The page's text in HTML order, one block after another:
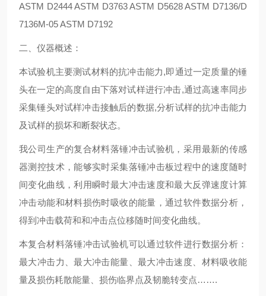
ASTM D2444 ASTM D3763 ASTM D5628 ASTM D7136/D
7136M-05 ASTM D7192
二、仪器概述：
本试验机主要测试材料的抗冲击能力,即通过一定质量的锤
头在一定的高度自由下落对试样进行冲击,通过高速率同步
采集锤头对试样冲击接触后的数据,分析试样的抗冲击能力
及试样的损坏和断裂状态。
我公司生产的复合材料落锤冲击试验机，采用最新的传感
器测控技术，能够实时采集落锤冲击板过程中的速度随时
间变化曲线，利用瞬时最大冲击速度和最大反弹速度计算
冲击动能和材料损伤时吸收的能量，通过软件数据分析，
得到冲击载荷和和冲击点位移随时间变化曲线。
本复合材料落锤冲击试验机可以通过软件进行数据分析：
最大冲击力、最大冲击能量、最大冲击速度、材料吸收能
量及损伤耗散能量、损伤临界点及韧脆转变点…….